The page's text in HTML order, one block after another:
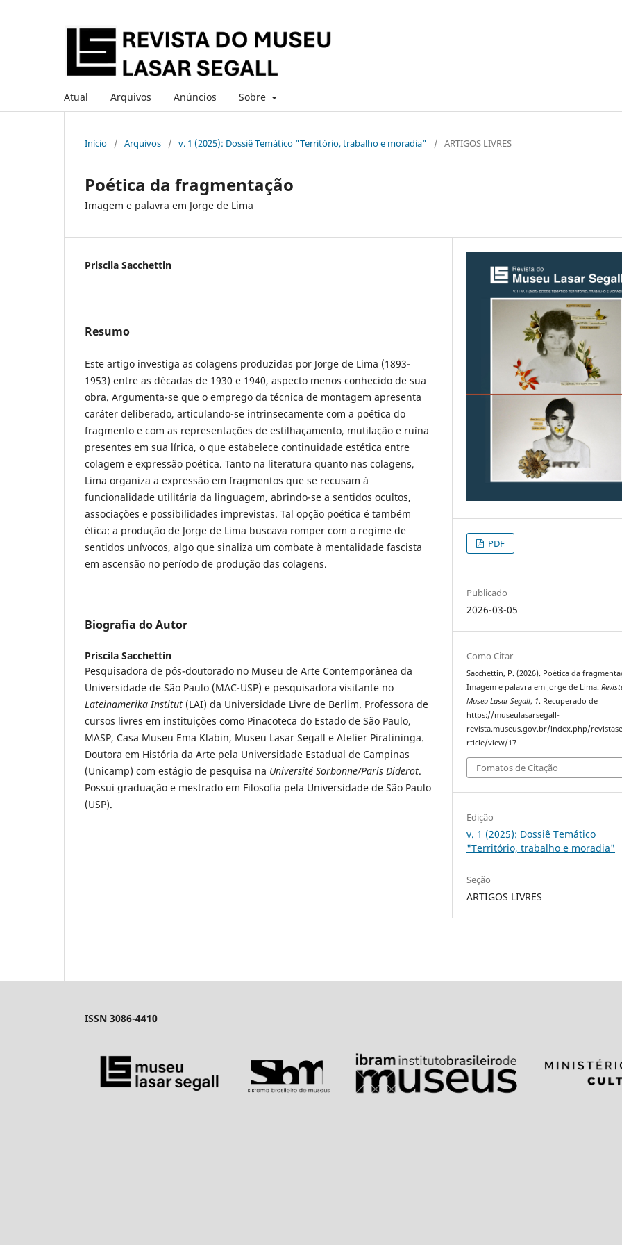
Atual Arquivos Anúncios Sobre
Início / Arquivos / v. 1 (2025): Dossiê Temático "Território, trabalho e moradia" / ARTIGOS LIVRES
Poética da fragmentação
Imagem e palavra em Jorge de Lima
Priscila Sacchettin
Resumo
Este artigo investiga as colagens produzidas por Jorge de Lima (1893-
1953) entre as décadas de 1930 e 1940, aspecto menos conhecido de sua
obra. Argumenta-se que o emprego da técnica de montagem apresenta
caráter deliberado, articulando-se intrinsecamente com a poética do
fragmento e com as representações de estilhaçamento, mutilação e ruína
presentes em sua lírica, o que estabelece continuidade estética entre
colagem e expressão poética. Tanto na literatura quanto nas colagens,
Lima organiza a expressão em fragmentos que se recusam à
funcionalidade utilitária da linguagem, abrindo-se a sentidos ocultos,
associações e possibilidades imprevistas. Tal opção poética é também
ética: a produção de Jorge de Lima buscava romper com o regime de
sentidos unívocos, algo que sinaliza um combate à mentalidade fascista
em ascensão no período de produção das colagens.
Biografia do Autor
Priscila Sacchettin
Pesquisadora de pós-doutorado no Museu de Arte Contemporânea da
Universidade de São Paulo (MAC-USP) e pesquisadora visitante no
Lateinamerika Institut (LAI) da Universidade Livre de Berlim. Professora de
cursos livres em instituições como Pinacoteca do Estado de São Paulo,
MASP, Casa Museu Ema Klabin, Museu Lasar Segall e Atelier Piratininga.
Doutora em História da Arte pela Universidade Estadual de Campinas
(Unicamp) com estágio de pesquisa na Université Sorbonne/Paris Diderot.
Possui graduação e mestrado em Filosofia pela Universidade de São Paulo
(USP).
PDF
Publicado
2026-03-05
Como Citar
Sacchettin, P. (2026). Poética da
Imagem e palavra em Jorge de Lima.
Museu Lasar Segall, 1. Recuperado de
https://museulasarsegall-
revista.museus.gov.br/index.php/
rticle/view/17
Fomatos de Citação
Edição
v. 1 (2025): Dossiê Temático
"Território, trabalho e moradia"
Seção
ARTIGOS LIVRES
ISSN 3086-4410